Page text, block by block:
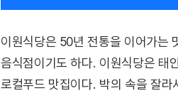
이원식당은 50년 전통을 이어가는
음식점이기도 하다. 이원식당은 태
로컬푸드 맛집이다. 박의 속을 잘라